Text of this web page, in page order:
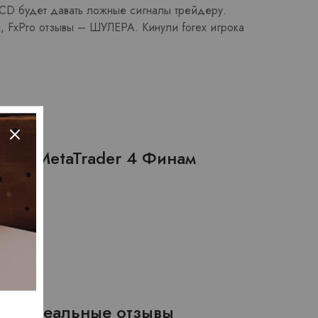
будет давать ложные сигналы трейдеру.
FxPro отзывы – ШУЛЕРА. Кинули forex игрока
MetaTrader 4 Финам
реальные отзывы